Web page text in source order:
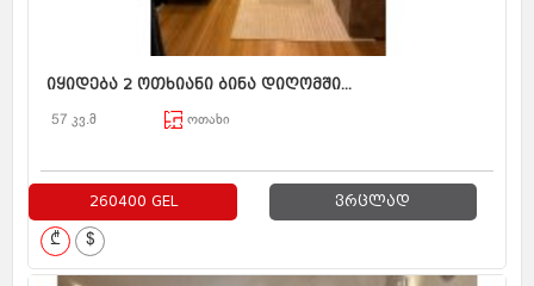
იყიდება 2 ოთხიანი ბინა დიღომში...
57 კვ.მ ოთახი
260400 GEL ვრცლად
₾ $